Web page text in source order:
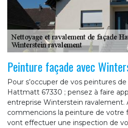
Peinture façade avec
Pour s’occuper de vos peintures
Hattmatt 67330 ; pensez à faire
entreprise Winterstein ravalement.
commencions la peinture de votre
vont effectuer une inspection de